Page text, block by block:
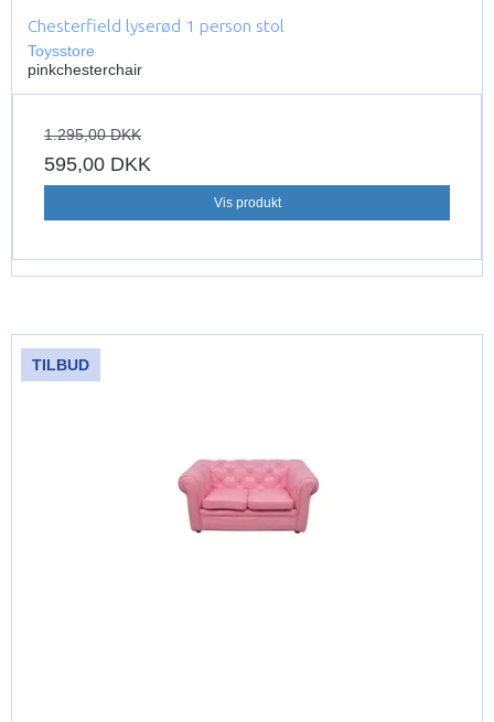
Chesterfield lyserød 1 person stol
Toysstore
pinkchesterchair
1.295,00 DKK
595,00 DKK
Vis produkt
TILBUD